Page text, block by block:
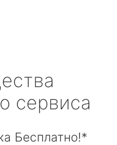
сервиса
Бесплатно!*